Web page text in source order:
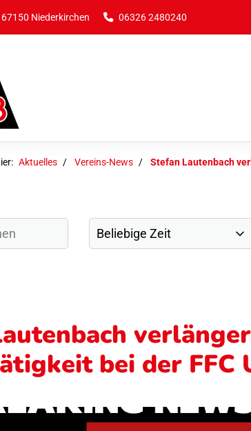
Niederkirchen 06326 2480240
Aktuelles Vereins-News Stefan Lautenbach
bei der FFC